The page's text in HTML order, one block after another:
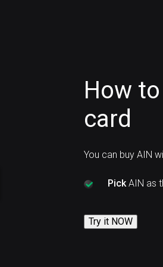
How
card
You can buy AIN
PickAIN as
Try it NOW